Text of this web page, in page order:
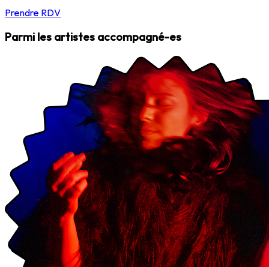
Prendre RDV
Parmi les artistes accompagné-es